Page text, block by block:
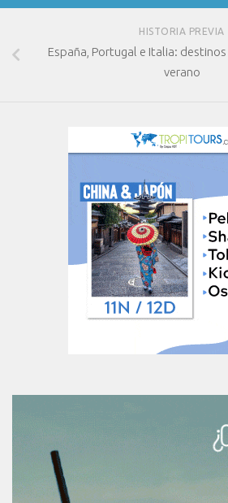
HISTORIA PREVIA
España, Portugal e Italia:
verano